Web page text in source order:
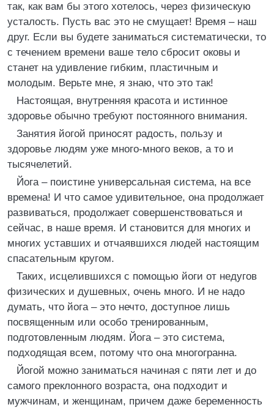
так, как вам бы этого хотелось, через физическую
усталость. Пусть вас это не смущает! Время – наш
друг. Если вы будете заниматься систематически, то
с течением времени ваше тело сбросит оковы и
станет на удивление гибким, пластичным и
молодым. Верьте мне, я знаю, что это так!
Настоящая, внутренняя красота и истинное
здоровье обычно требуют постоянного внимания.
Занятия йогой приносят радость, пользу и
здоровье людям уже много-много веков, а то и
тысячелетий.
Йога – поистине универсальная система, на все
времена! И что самое удивительное, она продолжает
развиваться, продолжает совершенствоваться и
сейчас, в наше время. И становится для многих и
многих уставших и отчаявшихся людей настоящим
спасательным кругом.
Таких, исцелившихся с помощью йоги от недугов
физических и душевных, очень много. И не надо
думать, что йога – это нечто, доступное лишь
посвященным или особо тренированным,
подготовленным людям. Йога – это система,
подходящая всем, потому что она многогранна.
Йогой можно заниматься начиная с пяти лет и до
самого преклонного возраста, она подходит и
мужчинам, и женщинам, причем даже беременность